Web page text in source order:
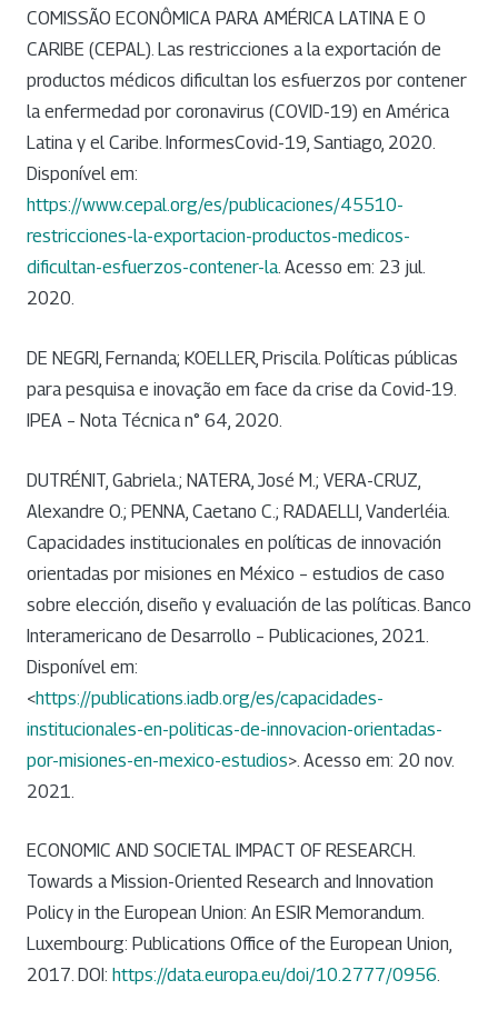
COMISSÃO ECONÔMICA PARA AMÉRICA LATINA E O
CARIBE (CEPAL). Las restricciones a la exportación de
productos médicos dificultan los esfuerzos por contener
la enfermedad por coronavirus (COVID-19) en América
Latina y el Caribe. InformesCovid-19, Santiago, 2020.
Disponível em:
https://www.cepal.org/es/publicaciones/45510-
restricciones-la-exportacion-productos-medicos-
dificultan-esfuerzos-contener-la. Acesso em: 23 jul.
2020.
DE NEGRI, Fernanda; KOELLER, Priscila. Políticas públicas
para pesquisa e inovação em face da crise da Covid-19.
IPEA – Nota Técnica n° 64, 2020.
DUTRÉNIT, Gabriela.; NATERA, José M.; VERA-CRUZ,
Alexandre O.; PENNA, Caetano C.; RADAELLI, Vanderléia.
Capacidades institucionales en políticas de innovación
orientadas por misiones en México – estudios de caso
sobre elección, diseño y evaluación de las políticas. Banco
Interamericano de Desarrollo – Publicaciones, 2021.
Disponível em:
<https://publications.iadb.org/es/capacidades-
institucionales-en-politicas-de-innovacion-orientadas-
por-misiones-en-mexico-estudios>. Acesso em: 20 nov.
2021.
ECONOMIC AND SOCIETAL IMPACT OF RESEARCH.
Towards a Mission-Oriented Research and Innovation
Policy in the European Union: An ESIR Memorandum.
Luxembourg: Publications Office of the European Union,
2017. DOI: https://data.europa.eu/doi/10.2777/0956.